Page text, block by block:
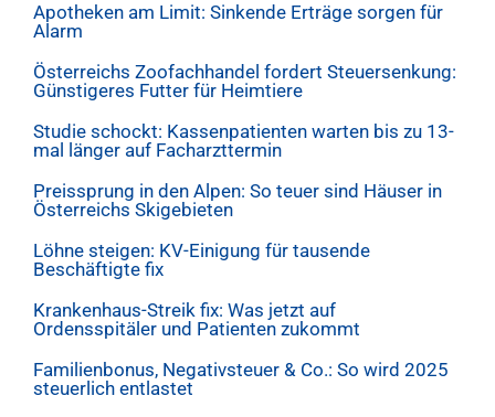
Apotheken am Limit: Sinkende Erträge sorgen für
Alarm
Österreichs Zoofachhandel fordert Steuersenkung:
Günstigeres Futter für Heimtiere
Studie schockt: Kassenpatienten warten bis zu 13-
mal länger auf Facharzttermin
Preissprung in den Alpen: So teuer sind Häuser in
Österreichs Skigebieten
Löhne steigen: KV-Einigung für tausende
Beschäftigte fix
Krankenhaus-Streik fix: Was jetzt auf
Ordensspitäler und Patienten zukommt
Familienbonus, Negativsteuer & Co.: So wird 2025
steuerlich entlastet